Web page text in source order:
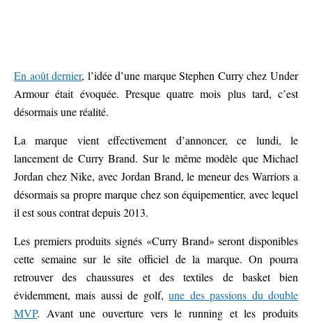
En août dernier, l’idée d’une marque Stephen Curry chez Under
Armour était évoquée. Presque quatre mois plus tard, c’est
désormais une réalité.
La marque vient effectivement d’annoncer, ce lundi, le
lancement de Curry Brand. Sur le même modèle que Michael
Jordan chez Nike, avec Jordan Brand, le meneur des Warriors a
désormais sa propre marque chez son équipementier, avec lequel
il est sous contrat depuis 2013.
Les premiers produits signés «Curry Brand» seront disponibles
cette semaine sur le site officiel de la marque. On pourra
retrouver des chaussures et des textiles de basket bien
évidemment, mais aussi de golf,une des passions du double
MVP. Avant une ouverture vers le running et les produits